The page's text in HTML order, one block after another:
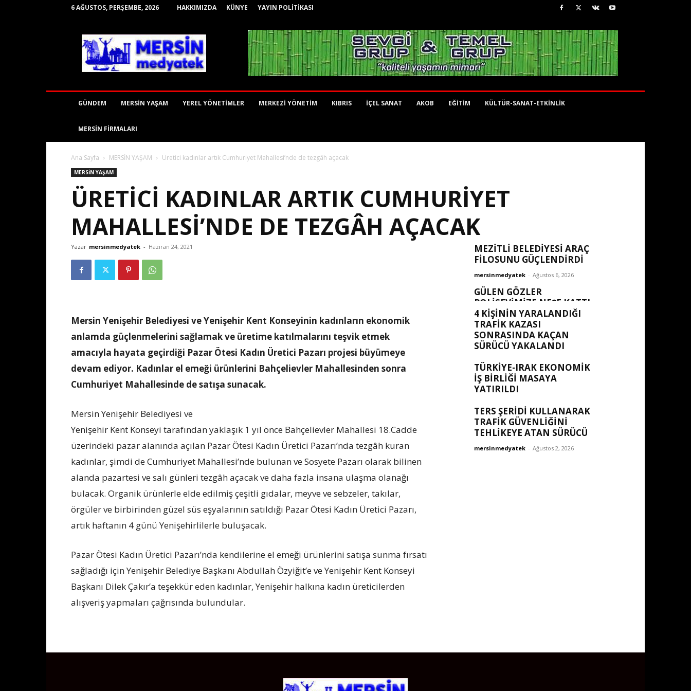
6 AĞUSTOS, PERŞEMBE, 2026 HAKKIMIZDA KÜNYE YAYIN POLİTİKASI
mersinmedyatek
GÜNDEM MERSİN YAŞAM YEREL YÖNETİMLER MERKEZİ YÖNETİM KIBRIS İÇEL SANAT AKOB EĞİTİM KÜLTÜR-SANAT-ETKİNLİK
MERSİN FİRMALARI
Ana Sayfa MERSİN YAŞAM Üretici kadınlar artık Cumhuriyet Mahallesi’nde de tezgâh açacak
MERSİN YAŞAM
ÜRETICI KADINLAR ARTIK CUMHURIYET
MAHALLESI’NDE DE TEZGÂH AÇACAK
Yazar mersinmedyatek - Haziran 24, 2021
Mersin Yenişehir Belediyesi ve Yenişehir Kent Konseyinin kadınların ekonomik
anlamda güçlenmelerini sağlamak ve üretime katılmalarını teşvik etmek
amacıyla hayata geçirdiği Pazar Ötesi Kadın Üretici Pazarı projesi büyümeye
devam ediyor. Kadınlar el emeği ürünlerini Bahçelievler Mahallesinden sonra
Cumhuriyet Mahallesinde de satışa sunacak.
Mersin Yenişehir Belediyesi ve
Yenişehir Kent Konseyi tarafından yaklaşık 1 yıl önce Bahçelievler Mahallesi 18.Cadde
üzerindeki pazar alanında açılan Pazar Ötesi Kadın Üretici Pazarı’nda tezgâh kuran
kadınlar, şimdi de Cumhuriyet Mahallesi’nde bulunan ve Sosyete Pazarı olarak bilinen
alanda pazartesi ve salı günleri tezgâh açacak ve daha fazla insana ulaşma olanağı
bulacak. Organik ürünlerle elde edilmiş çeşitli gıdalar, meyve ve sebzeler, takılar,
örgüler ve birbirinden güzel süs eşyalarının satıldığı Pazar Ötesi Kadın Üretici Pazarı,
artık haftanın 4 günü Yenişehirlilerle buluşacak.
Pazar Ötesi Kadın Üretici Pazarı’nda kendilerine el emeği ürünlerini satışa sunma fırsatı
sağladığı için Yenişehir Belediye Başkanı Abdullah Özyiğit’e ve Yenişehir Kent Konseyi
Başkanı Dilek Çakır’a teşekkür eden kadınlar, Yenişehir halkına kadın üreticilerden
alışveriş yapmaları çağrısında bulundular.
MEZİTLİ BELEDİYESİ ARAÇ
FİLOSUNU GÜÇLENDİRDİ
mersinmedyatek - Ağustos 6, 2026
GÜLEN GÖZLER
POLISEVIMIZE NEŞE KATTI
mersinmedyatek - Ağustos 6, 2026
4 KİŞİNİN YARALANDIĞI
TRAFİK KAZASI
SONRASINDA KAÇAN
SÜRÜCÜ YAKALANDI
mersinmedyatek
TÜRKIYE-IRAK EKONOMIK
İŞ BIRLIĞI MASAYA
YATIRILDI
mersinmedyatek
TERS ŞERİDİ KULLANARAK
TRAFİK GÜVENLİĞİNİ
TEHLİKEYE ATAN SÜRÜCÜ
mersinmedyatek - Ağustos 2, 2026